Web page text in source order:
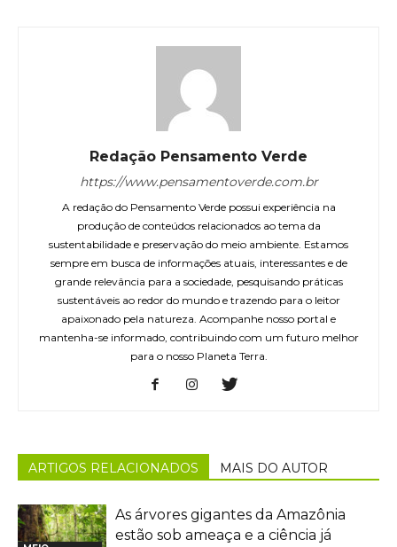
Redação Pensamento Verde
https://www.pensamentoverde.com.br
A redação do Pensamento Verde possui experiência na
produção de conteúdos relacionados ao tema da
sustentabilidade e preservação do meio ambiente. Estamos
sempre em busca de informações atuais, interessantes e de
grande relevância para a sociedade, pesquisando práticas
sustentáveis ao redor do mundo e trazendo para o leitor
apaixonado pela natureza. Acompanhe nosso portal e
mantenha-se informado, contribuindo com um futuro melhor
para o nosso Planeta Terra.
ARTIGOS RELACIONADOS MAIS DO AUTOR
As árvores gigantes da Amazônia
estão sob ameaça e a ciência já